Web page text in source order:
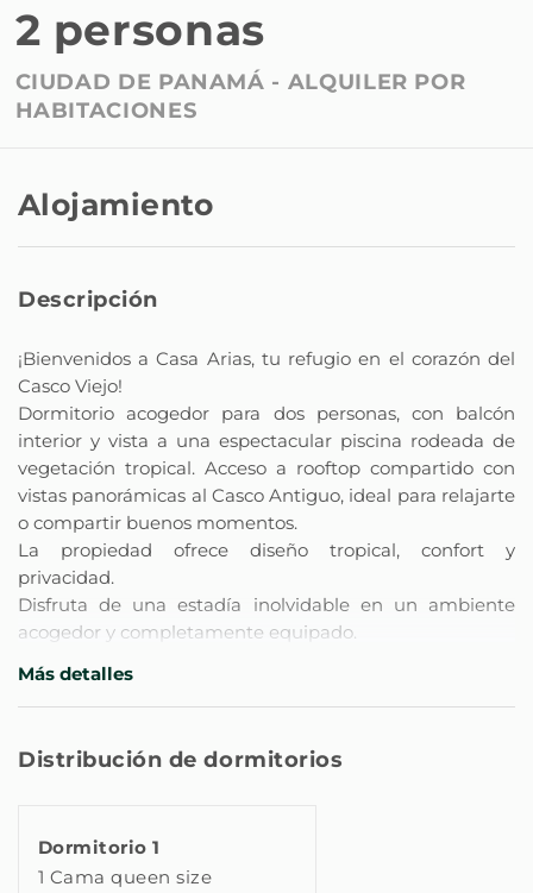
2 personas
CIUDAD DE PANAMÁ - ALQUILER POR
HABITACIONES
Alojamiento
Descripción
¡Bienvenidos a Casa Arias, tu refugio en el corazón del
Casco Viejo!
Dormitorio acogedor para dos personas, con balcón
interior y vista a una espectacular piscina rodeada de
vegetación tropical. Acceso a rooftop compartido con
vistas panorámicas al Casco Antiguo, ideal para relajarte
o compartir buenos momentos.
La propiedad ofrece diseño tropical, confort y
privacidad.
Disfruta de una estadía inolvidable en un ambiente
acogedor y completamente equipado.
** Características Principales de la propiedad **
- Salón: Equipado con aire acondicionado tipo Split,
- Dormitorio: Equipado con 1 camas Queen, aire
opacas, calefacción, servicios básicos, ropa de cama,
lámpara de noche, espejo.
Más detalles
Distribución de dormitorios
Dormitorio 1
1 Cama queen size